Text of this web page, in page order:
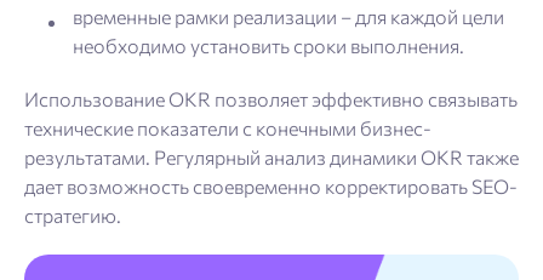
временные рамки реализации – для каждой цели
необходимо установить сроки выполнения.
Использование OKR позволяет эффективно связывать
технические показатели с конечными бизнес-
результатами. Регулярный анализ динамики OKR также
дает возможность своевременно корректировать SEO-
стратегию.